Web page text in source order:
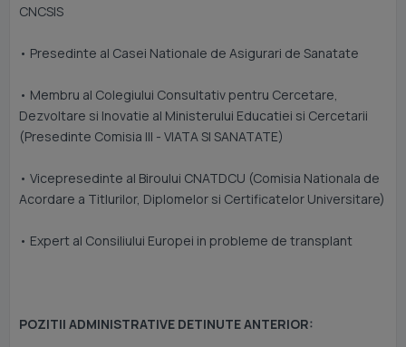
CNCSIS
• Presedinte al Casei Nationale de Asigurari de Sanatate
• Membru al Colegiului Consultativ pentru Cercetare,
Dezvoltare si Inovatie al Ministerului Educatiei si Cercetarii
(Presedinte Comisia III - VIATA SI SANATATE)
• Vicepresedinte al Biroului CNATDCU (Comisia Nationala de
Acordare a Titlurilor, Diplomelor si Certificatelor Universitare)
• Expert al Consiliului Europei in probleme de transplant
POZITII ADMINISTRATIVE DETINUTE ANTERIOR: